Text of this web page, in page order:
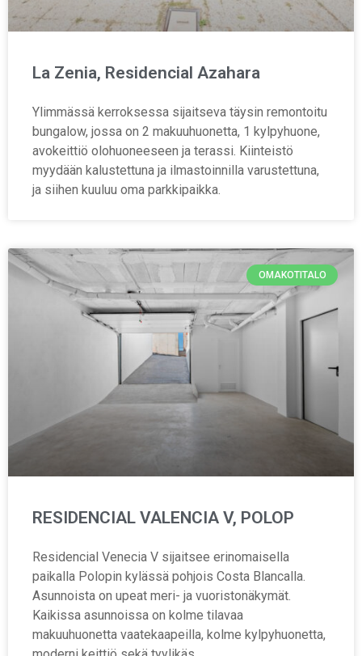
La Zenia, Residencial Azahara
Ylimmässä kerroksessa sijaitseva täysin remontoitu
bungalow, jossa on 2 makuuhuonetta, 1 kylpyhuone,
avokeittiö olohuoneeseen ja terassi. Kiinteistö
myydään kalustettuna ja ilmastoinnilla varustettuna,
ja siihen kuuluu oma parkkipaikka.
OMAKOTITALO
RESIDENCIAL VALENCIA V, POLOP
Residencial Venecia V sijaitsee erinomaisella
paikalla Polopin kylässä pohjois Costa Blancalla.
Asunnoista on upeat meri- ja vuoristonäkymät.
Kaikissa asunnoissa on kolme tilavaa
makuuhuonetta vaatekaapeilla, kolme kylpyhuonetta,